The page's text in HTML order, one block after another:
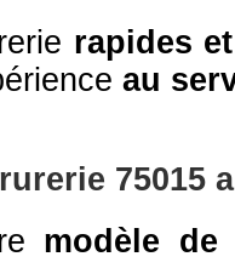
rapides
au
75015
modèle de